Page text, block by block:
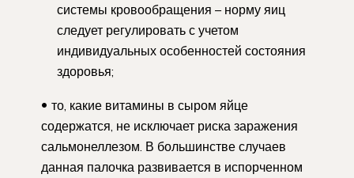
системы кровообращения – норму яиц
следует регулировать с учетом
индивидуальных особенностей состояния
здоровья;
то, какие витамины в сыром яйце
содержатся, не исключает риска заражения
сальмонеллезом. В большинстве случаев
данная палочка развивается в испорченном